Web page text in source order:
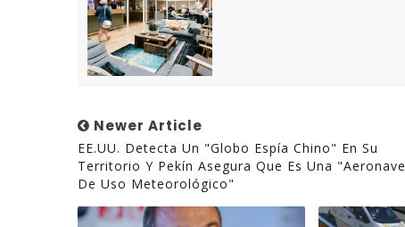
Newer Article
EE.UU. Detecta Un "globo Espía Chino" En Su
Territorio Y Pekín Asegura Que Es Una "aeronave
De Uso Meteorológico"